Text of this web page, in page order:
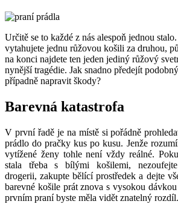
Určitě se to každé z nás alespoň jednou
vytahujete jednu růžovou košili za druhou,
na konci najdete ten jeden jediný růžový
nynější tragédie. Jak snadno předejít
případně napravit škody?
Barevná katastrofa
V první řadě je na místě si pořádně
prádlo do pračky kus po kusu. Jenže
vytížené ženy tohle není vždy reálné.
stala třeba s bílými košilemi,
drogerii, zakupte bělící prostředek a dejte
barevné košile prát znova s vysokou
prvním praní byste měla vidět znatelný rozdíl.